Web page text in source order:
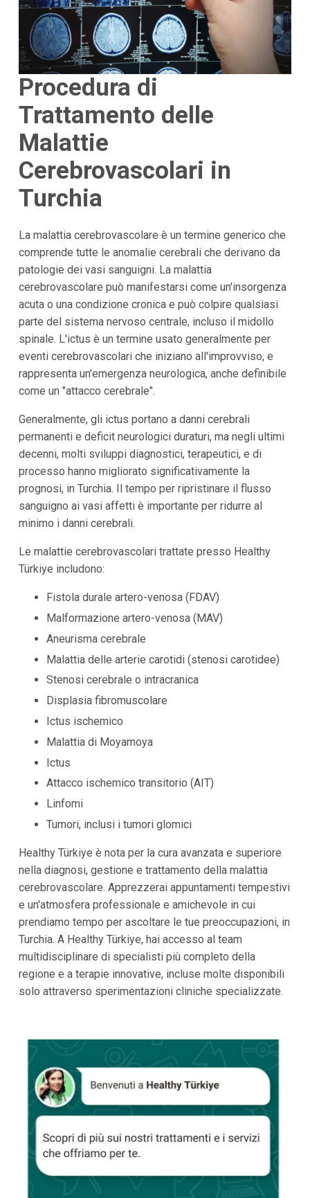
Procedura di
Trattamento delle
Malattie
Cerebrovascolari in
Turchia
La malattia cerebrovascolare è un termine generico che
comprende tutte le anomalie cerebrali che derivano da
patologie dei vasi sanguigni. La malattia
cerebrovascolare può manifestarsi come un'insorgenza
acuta o una condizione cronica e può colpire qualsiasi
parte del sistema nervoso centrale, incluso il midollo
spinale. L'ictus è un termine usato generalmente per
eventi cerebrovascolari che iniziano all'improvviso, e
rappresenta un'emergenza neurologica, anche definibile
come un "attacco cerebrale".
Generalmente, gli ictus portano a danni cerebrali
permanenti e deficit neurologici duraturi, ma negli ultimi
decenni, molti sviluppi diagnostici, terapeutici, e di
processo hanno migliorato significativamente la
prognosi, in Turchia. Il tempo per ripristinare il flusso
sanguigno ai vasi affetti è importante per ridurre al
minimo i danni cerebrali.
Le malattie cerebrovascolari trattate presso Healthy
Türkiye includono:
Fistola durale artero-venosa (FDAV)
Malformazione artero-venosa (MAV)
Aneurisma cerebrale
Malattia delle arterie carotidi (stenosi carotidee)
Stenosi cerebrale o intracranica
Displasia fibromuscolare
Ictus ischemico
Malattia di Moyamoya
Ictus
Attacco ischemico transitorio (AIT)
Linfomi
Tumori, inclusi i tumori glomici
Healthy Türkiye è nota per la cura avanzata e superiore
nella diagnosi, gestione e trattamento della malattia
cerebrovascolare. Apprezzerai appuntamenti tempestivi
e un'atmosfera professionale e amichevole in cui
prendiamo tempo per ascoltare le tue preoccupazioni, in
Turchia. A Healthy Türkiye, hai accesso al team
multidisciplinare di specialisti più completo della
regione e a terapie innovative, incluse molte disponibili
solo attraverso sperimentazioni cliniche specializzate.